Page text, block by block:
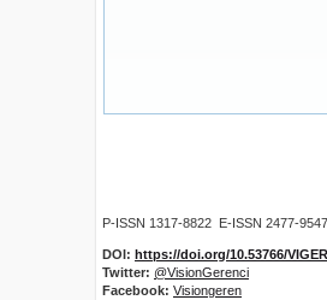
P-ISSN 1317-8822 E-ISSN 2477-9547
DOI: https://doi.org/10.53766/
Twitter: @VisionGerenci
Facebook: Visiongeren